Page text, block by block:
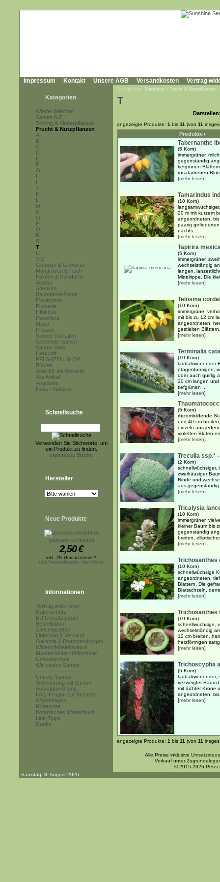
Impressum Kontakt Unsere AGB Versandkosten Vertrag
Kategorien
Wieder lieferbar!
Samen A-Z
Schling & Kletterpflanzen
Frucht & Nutzpflanzen
A
B
C
D
E
F
G
H
I
J
K
L
M
N
O
P
Q
R
S
T
U
V-Z
Gemüse & Gewürze
Mangroven & Teich
Palmen & Palmfarne
Acacia
Adenium
Baumfarne/Farne
Eucalyptus
Plumeria
Hibiskus
Passiflora
Musa
Proteen
Samen-Raritäten
Gekeimte Samen
Samen-Sets
Herkunft
PFLANZEN SHOP
Bücher
Alles für die Anzucht
Alle Artikel
Angebote
Neue Produkte
Schnellsuche
Verwenden Sie Stichworte, um
ein Produkt zu finden.
erweiterte Suche
Hersteller
Neue Produkte
Ipomoea cordofana
2,50€
inkl. 7% Umsatzsteuer *
zzgl.Versandkosten, hier klicken
Informationen
Vertrag widerrufen
Datenschutz
EU Umsatzsteuer
Bestellablauf
Zahlungsarten
Lieferung & Versand
Garantie & Beanstandungen
Widerrufsbelehrung &
Muster-Widerrufsformular
Umweltschutz
Wir kaufen Samen
------------------------
Unsere Samen
Vermehrung mit Samen
Aussaatanleitung
FAQ-Fragen zur Anzucht
Warnhinweis
Klimazone
Botanisches Wörterbuch
Link-Tipps
Danke
Sie sind hier: Startseite » Frucht & Nutzpflanzen
T
angezeigte Produkte: 1 bis 11 (von 11
Produkte+
Tabernanthe
(5 Korn)
immergrüner,
gegenständig
tiefgrünen
rosafarbenen
[mehr lesen]
Tamarindus
(10 Korn)
20 m mit kurzem
angeordneten,
paarig
nachts ...
[mehr lesen]
Tapirira
(5 Korn)
immergrüner,
wechselständig
langen,
Mittelrippe. Die
[mehr lesen]
Telosma
(10 Korn)
immergrüne,
mit bis zu 12 cm
angeordneten,
gestielten
[mehr lesen]
Terminalia
(10 Korn)
laubabwerfender
etagenförmigen,
oder auch quirlig
30 cm langen
tiefgrünen ...
[mehr lesen]
(5 Korn)
rhizombildende
und 40 cm
einzeln aus
violetten Blüten
[mehr lesen]
Treculia ssp.*
(2 Korn)
schnellwüchsiger,
zweihäusiger
Rinde und
aus
[mehr lesen]
Tricalysia
(10 Korn)
immergrüner,
kleiner Baum bis
gegenständig
breiten,
[mehr lesen]
Trichosanthes
(10 Korn)
schnellwüchsige
angeordneten,
Blättern. Die
Blattachseln,
[mehr lesen]
Trichosanthes
(10 Korn)
schnellwüchsige,
wechselständig
12 cm breiten,
herzförmigen
[mehr lesen]
Trichoscypha
(5 Korn)
laubabwerfender,
vezweigter Baum
mit dichter Krone
angeordneten,
[mehr lesen]
angezeigte Produkte: 1 bis 11 (von 11
Alle Preise inklusive
Verkauf unter
© 2015-2026 Peter
Samstag, 8. August 2026